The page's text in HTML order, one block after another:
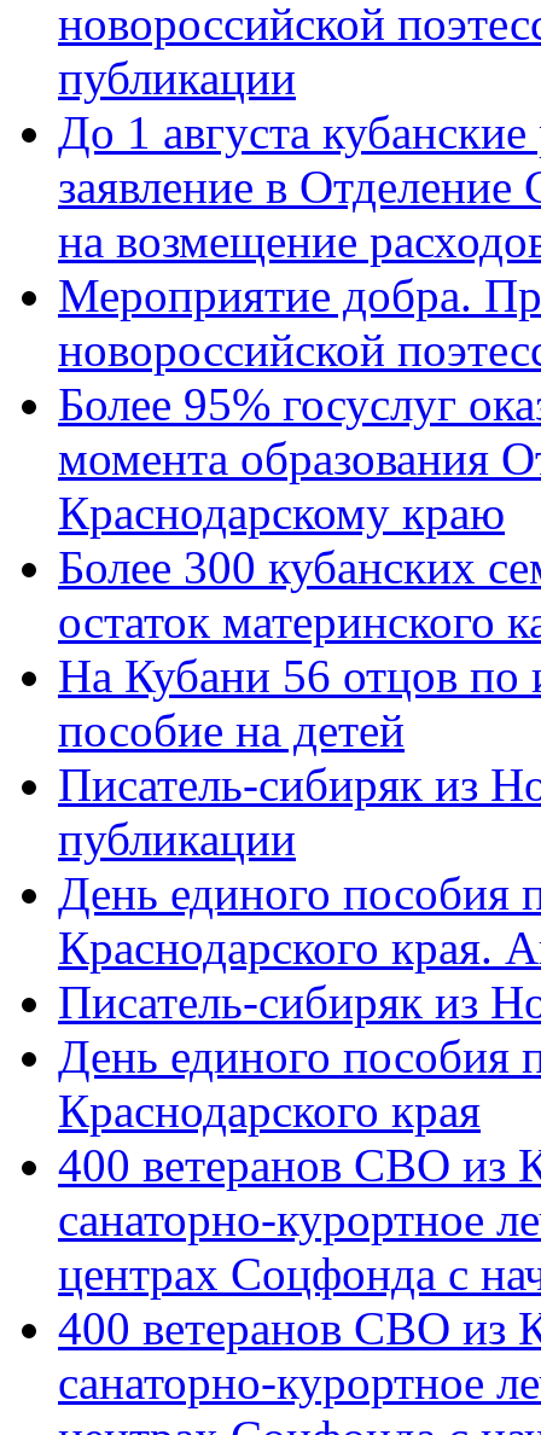
новороссийской
публикации
До 1 августа
заявление в
на возмещение
Мероприятие добра.
новороссийской
Более 95% госуслуг
момента образования
Краснодарскому краю
Более 300 кубанских
остаток материнского
На Кубани 56 отцов по
пособие на детей
Писатель-сибиряк из
публикации
День единого пособия
Краснодарского края.
Писатель-сибиряк из
День единого пособия
Краснодарского края
400 ветеранов СВО из
санаторно-курортное
центрах Соцфонда с
400 ветеранов СВО из
санаторно-курортное